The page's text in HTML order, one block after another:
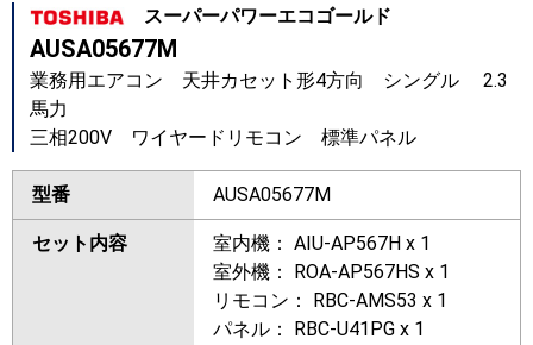
スーパーパワーエコゴールド
AUSA05677M
業務用エアコン 天井カセット形4方向 シングル 2.3
馬力
三相200V ワイヤードリモコン 標準パネル
型番 AUSA05677M
セット内容
室内機： AIU-AP567H x 1
室外機： ROA-AP567HS x 1
リモコン： RBC-AMS53 x 1
パネル： RBC-U41PG x 1